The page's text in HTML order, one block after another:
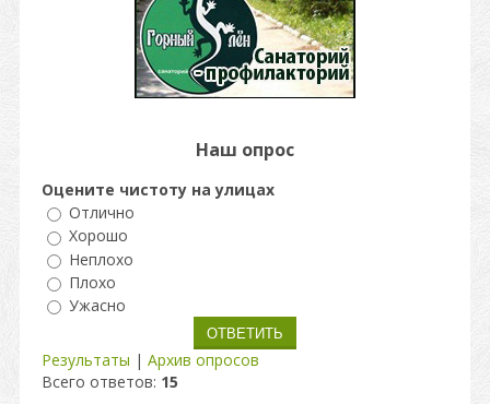
Наш опрос
Оцените чистоту на улицах
Отлично
Хорошо
Неплохо
Плохо
Ужасно
Результаты | Архив опросов
Всего ответов: 15